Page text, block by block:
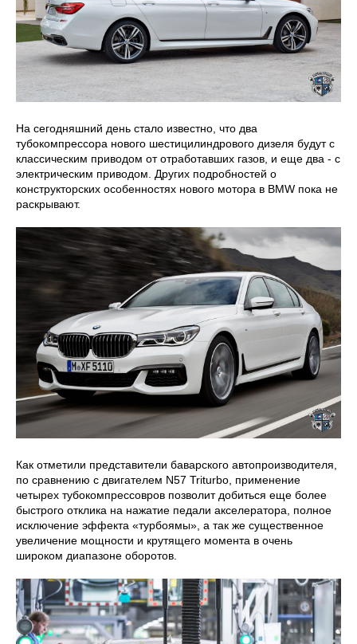
На сегодняшний день стало известно, что два
тубокомпрессора нового шестицилиндрового дизеля будут с
классическим приводом от отработавших газов, и еще два - с
электрическим приводом. Других подробностей о
конструкторских особенностях нового мотора в BMW пока не
раскрывают.
Как отметили представители баварского автопроизводителя,
по сравнению с двигателем N57 Triturbo, применение
четырех тубокомпрессовров позволит добиться еще более
быстрого отклика на нажатие педали акселератора, полное
исключение эффекта «турбоямы», а так же существенное
увеличение мощности и крутящего момента в очень
широком диапазоне оборотов.